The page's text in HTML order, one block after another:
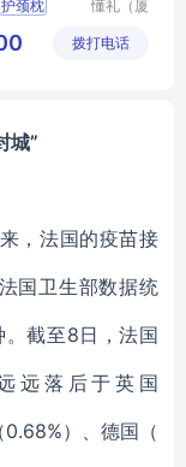
护颈枕
MY
懂礼（厦
链有限公
拨打电话
城”
，法国的疫苗接
国卫生部数据统
。截至8日，法国
远落后于英国
0.68%）、德国（